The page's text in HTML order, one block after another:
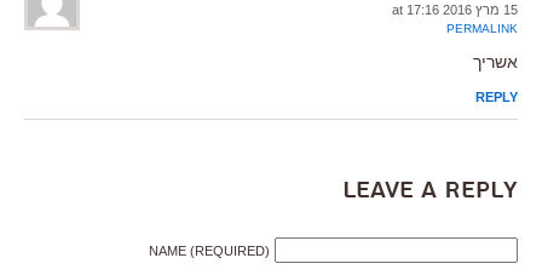
15 מרץ 2016 at 17:16
PERMALINK
אשריך
REPLY
Leave a Reply
NAME (REQUIRED)